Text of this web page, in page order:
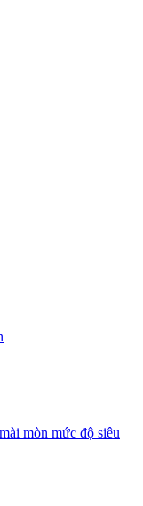
mòn mức độ siêu